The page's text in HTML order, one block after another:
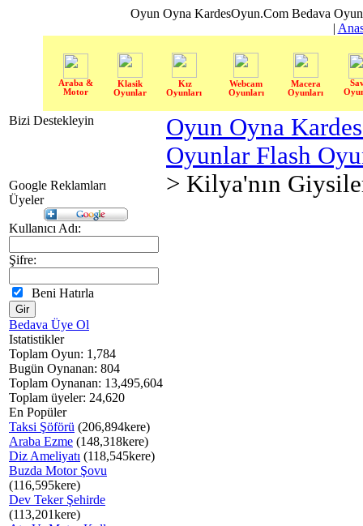
Oyun Oyna KardesOyun.Com Bedava
|
Araba &
Motor
Klasik
Oyunlar
Kız
Oyunları
Webcam
Oyunları
Macera
Oyunları
Bizi Destekleyin
Google Reklamları
Üyeler
Kullanıcı Adı:
Şifre:
Beni Hatırla
Bedava Üye Ol
Istatistikler
Toplam Oyun: 1,784
Bugün Oynanan: 804
Toplam Oynanan: 13,495,604
Toplam üyeler: 24,620
En Popüler
Taksi Şöförü (206,894kere)
Araba Ezme (148,318kere)
Diz Ameliyatı (118,545kere)
Buzda Motor Şovu
(116,595kere)
Dev Teker Şehirde
(113,201kere)
Oyun Oyna
Oyunlar Flash
> Kilya'nın